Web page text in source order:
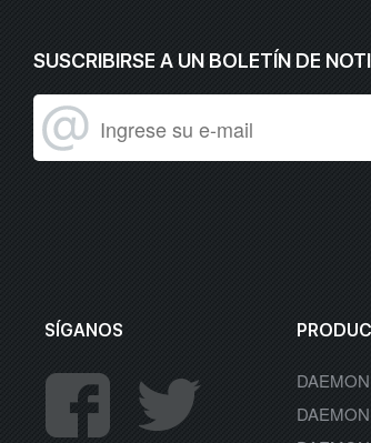
SUSCRIBIRSE A UN BOLETÍN DE
SÍGANOS